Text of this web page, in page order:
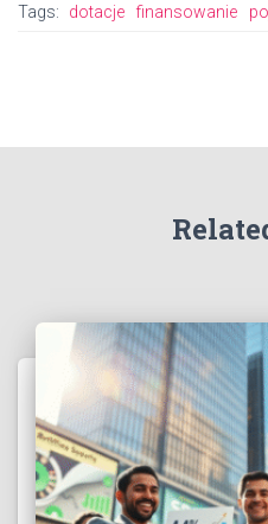
Tags: dotacje finansowanie